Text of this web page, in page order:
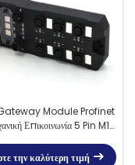
Module Profinet
Επικοινωνία 5 Pin M12
την καλύτερη τιμή